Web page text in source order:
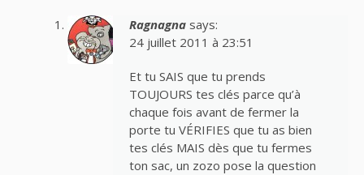
Ragnagna says:
24 juillet 2011 à 23:51
Et tu SAIS que tu prends
TOUJOURS tes clés parce qu’à
chaque fois avant de fermer la
porte tu VÉRIFIES que tu as bien
tes clés MAIS dès que tu fermes
ton sac, un zozo pose la question